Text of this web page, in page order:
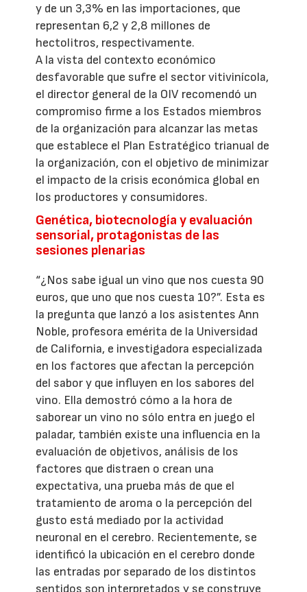
y de un 3,3% en las importaciones, que
representan 6,2 y 2,8 millones de
hectolitros, respectivamente.
A la vista del contexto económico
desfavorable que sufre el sector vitivinícola,
el director general de la OIV recomendó un
compromiso firme a los Estados miembros
de la organización para alcanzar las metas
que establece el Plan Estratégico trianual de
la organización, con el objetivo de minimizar
el impacto de la crisis económica global en
los productores y consumidores.
Genética, biotecnología y evaluación
sensorial, protagonistas de las
sesiones plenarias
“¿Nos sabe igual un vino que nos cuesta 90
euros, que uno que nos cuesta 10?”. Esta es
la pregunta que lanzó a los asistentes Ann
Noble, profesora emérita de la Universidad
de California, e investigadora especializada
en los factores que afectan la percepción
del sabor y que influyen en los sabores del
vino. Ella demostró cómo a la hora de
saborear un vino no sólo entra en juego el
paladar, también existe una influencia en la
evaluación de objetivos, análisis de los
factores que distraen o crean una
expectativa, una prueba más de que el
tratamiento de aroma o la percepción del
gusto está mediado por la actividad
neuronal en el cerebro. Recientemente, se
identificó la ubicación en el cerebro donde
las entradas por separado de los distintos
sentidos son interpretados y se construye